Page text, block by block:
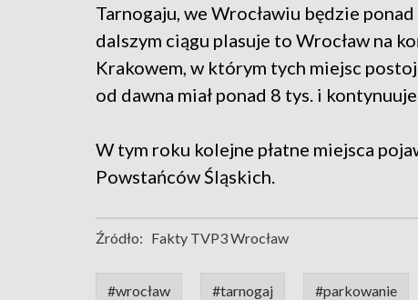
Tarnogaju, we Wrocławiu będzie
dalszym ciągu plasuje to Wrocław na
Krakowem, w którym tych miejsc
od dawna miał ponad 8 tys. i
W tym roku kolejne płatne miejsca
Powstańców Śląskich.
Źródło: Fakty TVP3 Wrocław
#wrocław #tarnogaj #parkowanie